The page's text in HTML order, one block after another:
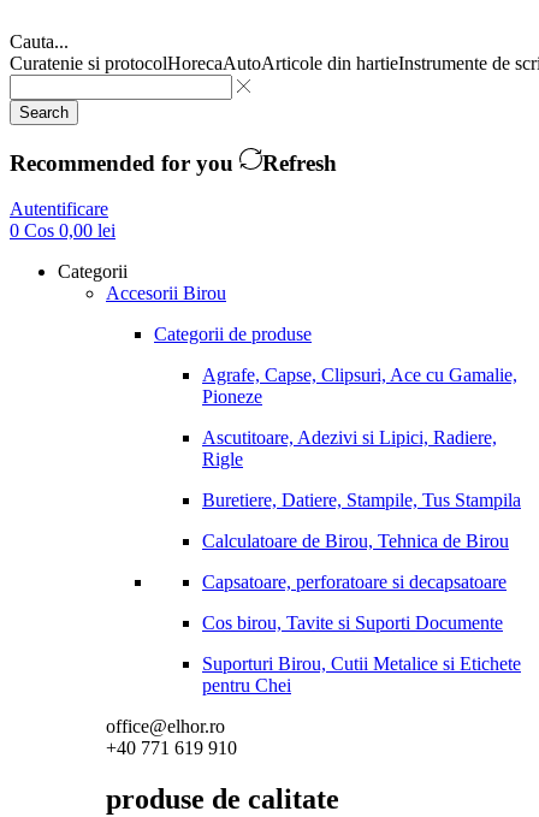
Cauta...
Curatenie si protocolHorecaAutoArticole din hartieInstrumente de
Search
Recommended for you Refresh
Autentificare
0 Cos 0,00 lei
Categorii
Accesorii Birou
Categorii de produse
Agrafe, Capse, Clipsuri, Ace cu Gamalie,
Pioneze
Ascutitoare, Adezivi si Lipici, Radiere,
Rigle
Buretiere, Datiere, Stampile, Tus Stampila
Calculatoare de Birou, Tehnica de Birou
Capsatoare, perforatoare si decapsatoare
Cos birou, Tavite si Suporti Documente
Suporturi Birou, Cutii Metalice si Etichete
pentru Chei
office@elhor.ro
+40 771 619 910
produse de calitate